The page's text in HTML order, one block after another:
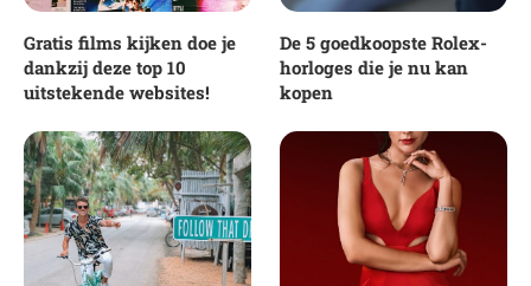
Gratis films kijken doe je
dankzij deze top 10
uitstekende websites!
De 5 goedkoopste Rolex-
horloges die je nu kan
kopen